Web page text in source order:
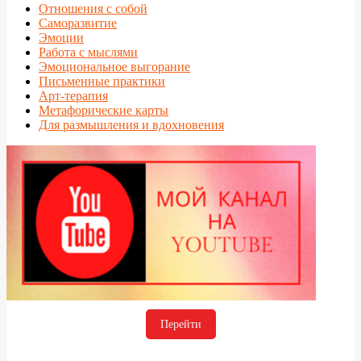
Отношения с собой
Саморазвитие
Эмоции
Работа с мыслями
Эмоциональное выгорание
Письменные практики
Арт-терапия
Метафорические карты
Для размышления и вдохновения
Перейти